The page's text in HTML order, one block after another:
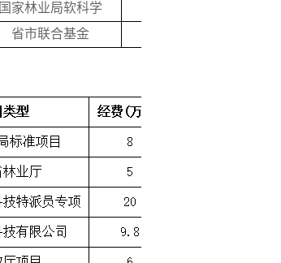
国家林业局软科学
省市联合基金